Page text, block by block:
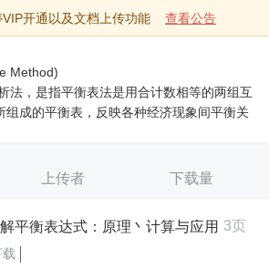
开通以及文档上传功能 查看公告
Method)
法，是指平衡表法是用合计数相等的两组互
组成的平衡表，反映各种经济现象间平衡关
上传者 下载量
平衡表达式：原理丶计算与应用 3页